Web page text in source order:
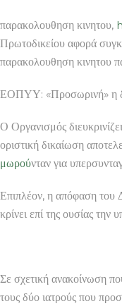
παρακολουθηση κινητου,
Πρωτοδικείου αφορά
παρακολουθηση κινητου
ΕΟΠΥΥ: «Προσωρινή» η
Ο Οργανισμός
οριστική δικαίωση
μωρούνταν για
Επιπλέον, η απόφαση του
κρίνει επί της ουσίας την
Σε σχετική ανακοίνωση
τους δύο ιατρούς που